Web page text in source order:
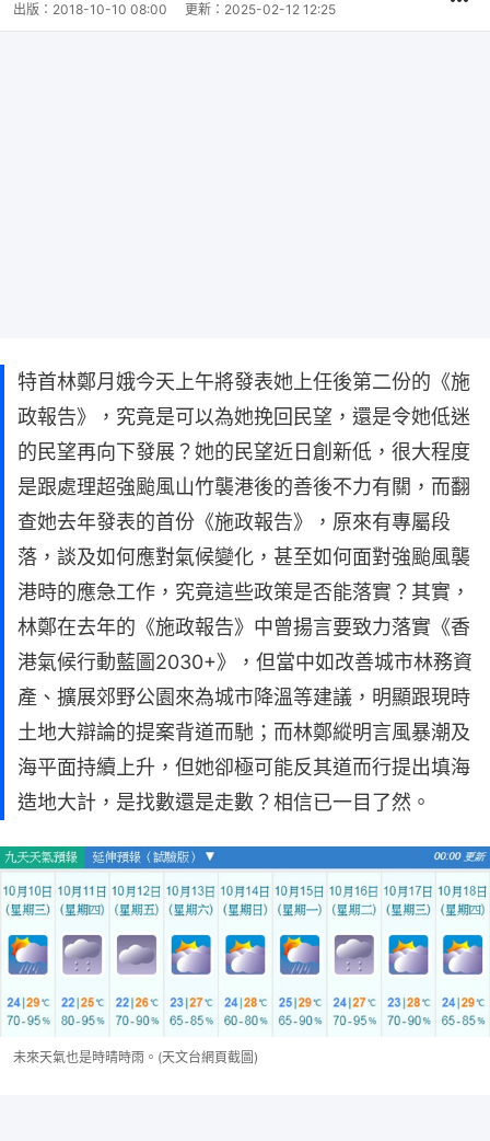
出版： 2018-10-10 08:00 更新： 2025-02-12 12:25
特首林鄭月娥今天上午將發表她上任後第二份的《施
政報告》，究竟是可以為她挽回民望，還是令她低迷
的民望再向下發展？她的民望近日創新低，很大程度
是跟處理超強颱風山竹襲港後的善後不力有關，而翻
查她去年發表的首份《施政報告》，原來有專屬段
落，談及如何應對氣候變化，甚至如何面對強颱風襲
港時的應急工作，究竟這些政策是否能落實？其實，
林鄭在去年的《施政報告》中曾揚言要致力落實《香
港氣候行動藍圖2030+》，但當中如改善城市林務資
產、擴展郊野公園來為城市降溫等建議，明顯跟現時
土地大辯論的提案背道而馳；而林鄭縱明言風暴潮及
海平面持續上升，但她卻極可能反其道而行提出填海
造地大計，是找數還是走數？相信已一目了然。
未來天氣也是時晴時雨。(天文台網頁截圖)